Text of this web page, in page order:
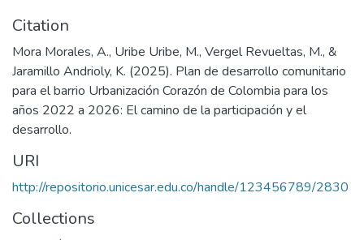
Citation
Mora Morales, A., Uribe Uribe, M., Vergel Revueltas, M., &
Jaramillo Andrioly, K. (2025). Plan de desarrollo comunitario
para el barrio Urbanización Corazón de Colombia para los
años 2022 a 2026: El camino de la participación y el
desarrollo.
URI
http://repositorio.unicesar.edu.co/handle/123456789/2830
Collections